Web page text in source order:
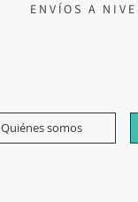
ENVÍOS A
Quiénes somos